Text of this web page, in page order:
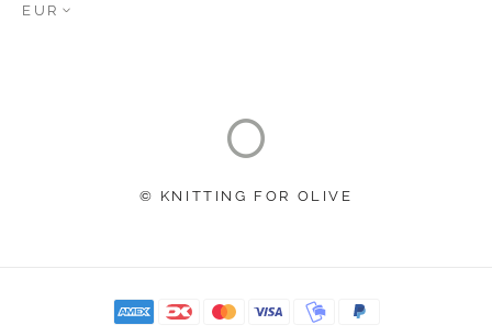
EUR
© KNITTING FOR OLIVE